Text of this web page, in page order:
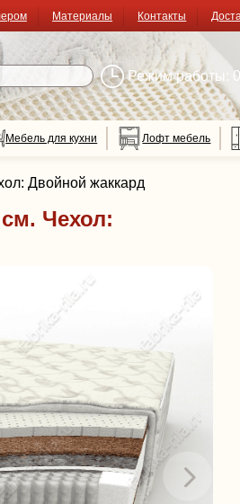
Материалы Контакты
Режим работы:
Мебель для кухни Лофт мебель
Двойной жаккард
Чехол: